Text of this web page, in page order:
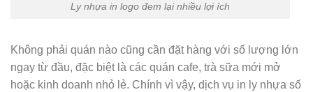
Ly nhựa in logo đem lại nhiều lợi ích
Không phải quán nào cũng cần đặt hàng với số lượng lớn
ngay từ đầu, đặc biệt là các quán cafe, trà sữa mới mở
hoặc kinh doanh nhỏ lẻ. Chính vì vậy, dịch vụ in ly nhựa số